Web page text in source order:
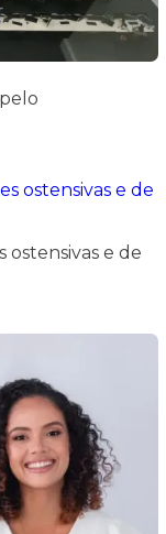
ostensivas e de